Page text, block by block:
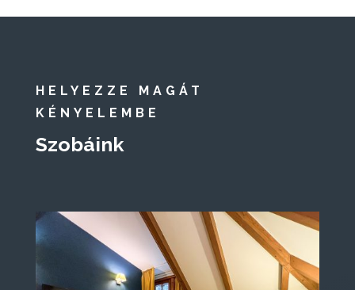
HELYEZZE MAGÁT
KÉNYELEMBE
Szobáink